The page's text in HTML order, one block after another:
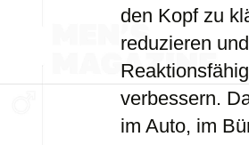
den Kopf zu
reduzieren
verbessern.
im Auto, im